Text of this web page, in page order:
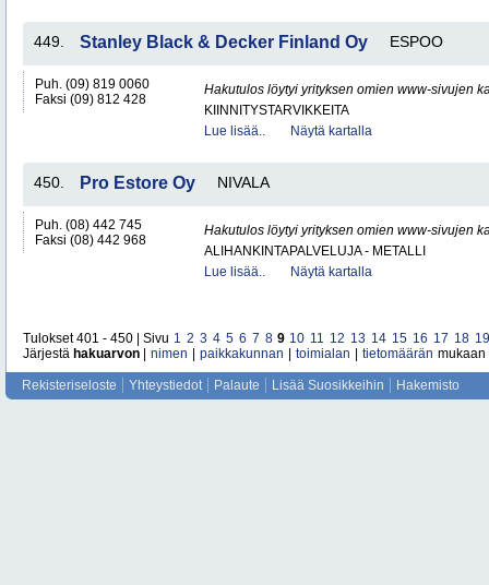
449. Stanley Black & Decker Finland Oy ESPOO
Puh. (09) 819 0060
Faksi (09) 812 428
Hakutulos löytyi yrityksen omien www-sivujen
KIINNITYSTARVIKKEITA
Lue lisää..
Näytä kartalla
450. Pro Estore Oy NIVALA
Puh. (08) 442 745
Faksi (08) 442 968
Hakutulos löytyi yrityksen omien www-sivujen
ALIHANKINTAPALVELUJA - METALLI
Lue lisää..
Näytä kartalla
Tulokset 401 - 450 | Sivu 1 2 3 4 5 6 7 8 9 10 11 12 13 14 15 16 17 18 19
Järjestä hakuarvon nimen paikkakunnan toimialan tietomäärän mukaan
Rekisteriseloste Yhteystiedot Palaute Lisää Suosikkeihin Hakemisto